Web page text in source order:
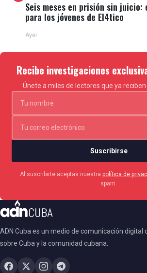
Seis meses en prisión sin
para los jóvenes de El4tico
Ayer
Recibe investigaciones
Únete a miles de lectores que ya
Suscribirse
Al suscribirte aceptas nuestra política de
spam.
ADN Cuba es un medio de comunicación
sobre Cuba y la comunidad cubana.